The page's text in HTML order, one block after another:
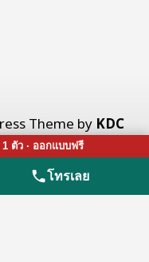
Theme by KDC
ตัว · ออกแบบฟรี
โทรเลย